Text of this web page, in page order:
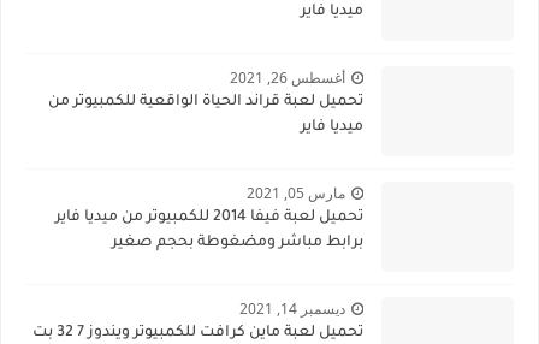
ميديا فاير
أغسطس 26, 2021
تحميل لعبة قراند الحياة الواقعية للكمبيوتر من
ميديا فاير
مارس 05, 2021
تحميل لعبة فيفا 2014 للكمبيوتر من ميديا فاير
برابط مباشر ومضغوطة بحجم صغير
ديسمبر 14, 2021
تحميل لعبة ماين كرافت للكمبيوتر ويندوز 7 32 بت